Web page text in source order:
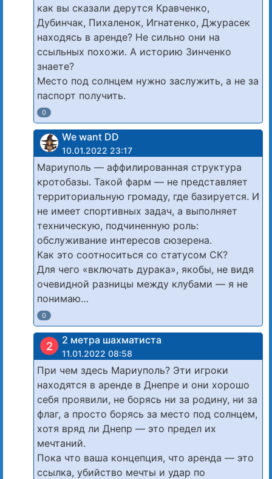
как вы сказали дерутся Кравченко,
Дубинчак, Пихаленок, Игнатенко, Джурасек
находясь в аренде? Не сильно они на
ссыльных похожи. А историю Зинченко
знаете?
Место под солнцем нужно заслужить, а не за
паспорт получить.
0
We want DD
10.01.2022 23:17
Мариуполь — аффилированная структура
кротобазы. Такой фарм — не представляет
территориальную громаду, где базируется. И
не имеет спортивных задач, а выполняет
техническую, подчиненную роль:
обслуживание интересов сюзерена.
Как это соотноситься со статусом СК?
Для чего «включать дурака», якобы, не видя
очевидной разницы между клубами — я не
понимаю…
0
2 2 метра шахматиста
11.01.2022 08:58
При чем здесь Мариуполь? Эти игроки
находятся в аренде в Днепре и они хорошо
себя проявили, не борясь ни за родину, ни за
флаг, а просто борясь за место под солнцем,
хотя вряд ли Днепр — это предел их
мечтаний.
Пока что ваша концепция, что аренда — это
ссылка, убийство мечты и удар по